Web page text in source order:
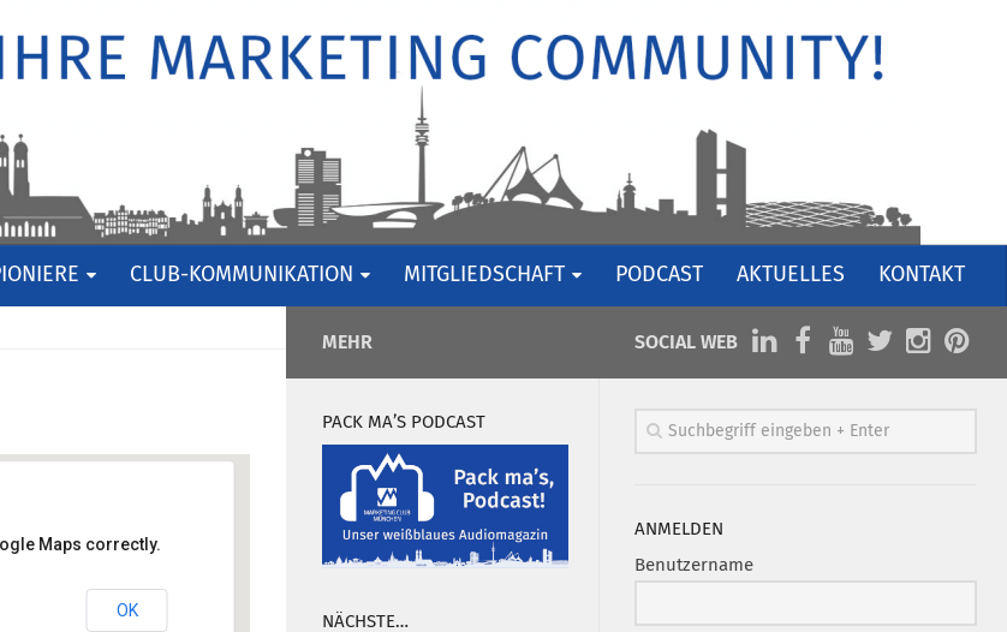
CLUB-KOMMUNIKATION MITGLIEDSCHAFT PODCAST AKTUELLES KONTAKT
München
Maps correctly.
OK
SOCIAL WEB
ANMELDEN
Benutzername
MEHR
PACK MA’S PODCAST
NÄCHSTE…